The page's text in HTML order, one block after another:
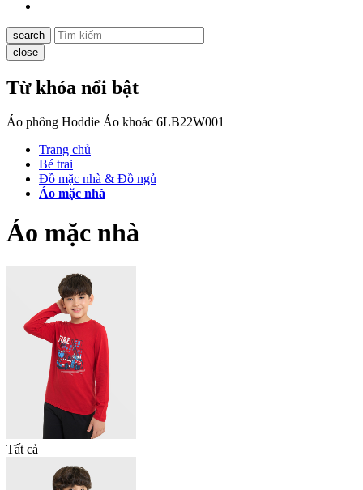
search
close
Từ khóa nổi bật
Áo phông Hoddie Áo khoác 6LB22W001
Trang chủ
Bé trai
Đồ mặc nhà & Đồ ngủ
Áo mặc nhà
Áo mặc nhà
Tất cả